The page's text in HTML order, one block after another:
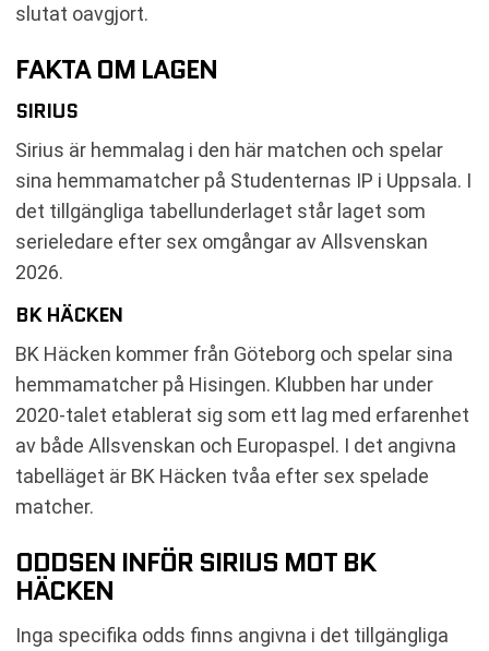
slutat oavgjort.
FAKTA OM LAGEN
SIRIUS
Sirius är hemmalag i den här matchen och spelar
sina hemmamatcher på Studenternas IP i Uppsala. I
det tillgängliga tabellunderlaget står laget som
serieledare efter sex omgångar av Allsvenskan
2026.
BK HÄCKEN
BK Häcken kommer från Göteborg och spelar sina
hemmamatcher på Hisingen. Klubben har under
2020-talet etablerat sig som ett lag med erfarenhet
av både Allsvenskan och Europaspel. I det angivna
tabelläget är BK Häcken tvåa efter sex spelade
matcher.
ODDSEN INFÖR SIRIUS MOT BK
HÄCKEN
Inga specifika odds finns angivna i det tillgängliga